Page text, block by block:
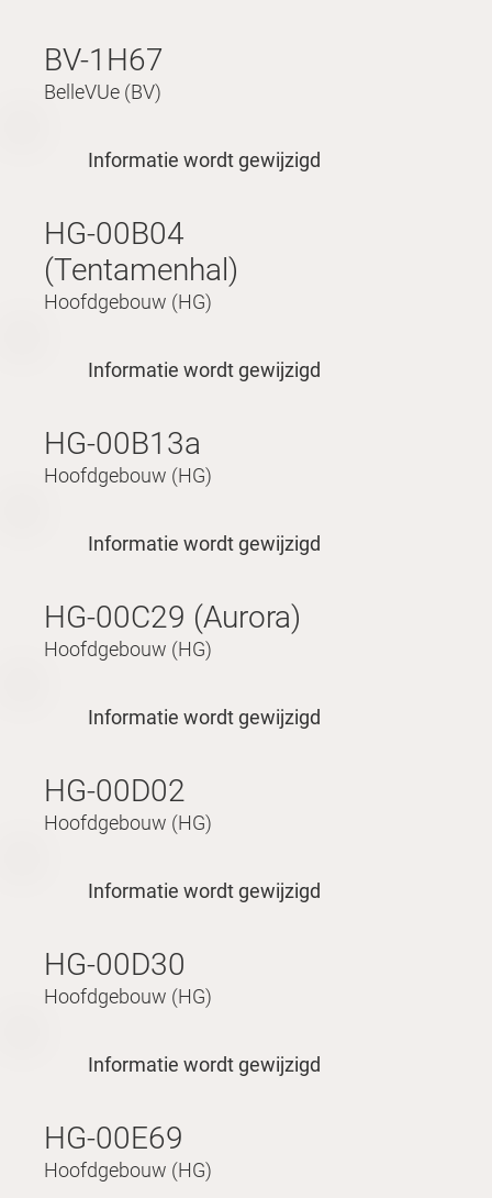
BV-1H67
BelleVUe (BV)
Informatie wordt gewijzigd
HG-00B04
(Tentamenhal)
Hoofdgebouw (HG)
Informatie wordt gewijzigd
HG-00B13a
Hoofdgebouw (HG)
Informatie wordt gewijzigd
HG-00C29 (Aurora)
Hoofdgebouw (HG)
Informatie wordt gewijzigd
HG-00D02
Hoofdgebouw (HG)
Informatie wordt gewijzigd
HG-00D30
Hoofdgebouw (HG)
Informatie wordt gewijzigd
HG-00E69
Hoofdgebouw (HG)